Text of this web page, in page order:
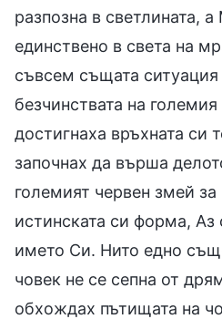
разпозна в светлината,
единствено в света на
съвсем същата ситуация
безчинствата на
достигнаха връхната си
започнах да върша
големият червен змей
истинската си форма, Аз
името Си. Нито едно
човек не се сепна от
обхождах пътищата на